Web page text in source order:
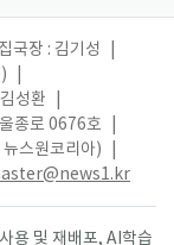
국장 : 김기성
성환
종로 0676호
스원코리아)
및 재배포, AI학습